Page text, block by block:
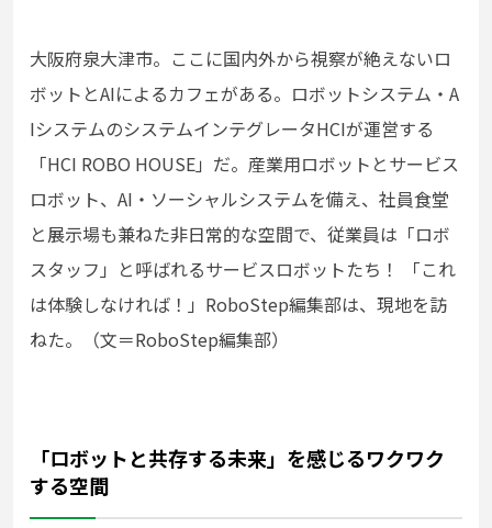
大阪府泉大津市。ここに国内外から視察が絶えないロ
ボットとAIによるカフェがある。ロボットシステム・A
IシステムのシステムインテグレータHCIが運営する
「HCI ROBO HOUSE」だ。産業用ロボットとサービス
ロボット、AI・ソーシャルシステムを備え、社員食堂
と展示場も兼ねた非日常的な空間で、従業員は「ロボ
スタッフ」と呼ばれるサービスロボットたち！ 「これ
は体験しなければ！」RoboStep編集部は、現地を訪
ねた。（文＝RoboStep編集部）
「ロボットと共存する未来」を感じるワクワク
する空間